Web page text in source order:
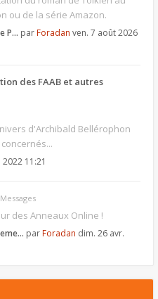
ou de la série Amazon.
P… parForadan ven. 7 août 2026
des FAAB et autres
d'Archibald Bellérophon
11:21
des Anneaux Online !
parForadan dim. 26 avr.